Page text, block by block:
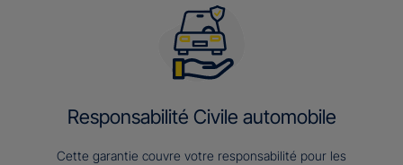
Responsabilité Civile automobile
Cette garantie couvre votre responsabilité pour les